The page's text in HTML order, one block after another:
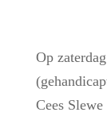
Op
Cees